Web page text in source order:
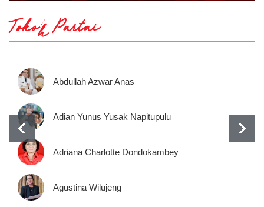
Tokoh Partai
Abdullah Azwar Anas
Adian Yunus Yusak Napitupulu
Adriana Charlotte Dondokambey
Agustina Wilujeng